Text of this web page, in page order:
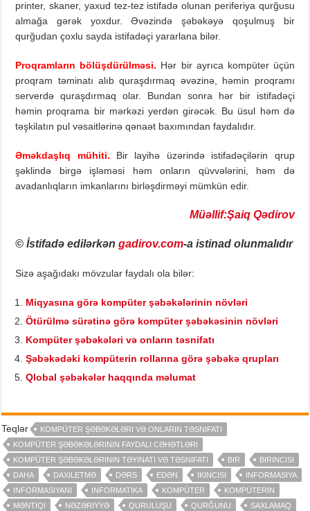
printer, skaner, yaxud tez-tez istifadə olunan periferiya qurğusu
almağa gərək yoxdur. Əvəzində şəbəkəyə qoşulmuş bir
qurğudan çoxlu sayda istifadəçi yararlana bilər.
Proqramların bölüşdürülməsi. Hər bir ayrıca kompüter üçün
proqram təminatı alıb quraşdırmaq əvəzinə, həmin proqramı
serverdə quraşdırmaq olar. Bundan sonra hər bir istifadəçi
həmin proqrama bir mərkəzi yerdən girəcək. Bu üsul həm də
təşkilatın pul vəsaitlərinə qənaət baxımından faydalıdır.
Əməkdaşlıq mühiti. Bir layihə üzərində istifadəçilərin qrup
şəklində birgə işləməsi həm onların qüvvələrini, həm də
avadanlıqların imkanlarını birləşdirməyi mümkün edir.
Müəllif:Şaiq Qədirov
© İstifadə edilərkəngadirov.com-a istinad olunmalıdır
Sizə aşağıdakı mövzular faydalı ola bilər:
Miqyasına görə kompüter şəbəkələrinin növləri
Ötürülmə sürətinə görə kompüter şəbəkəsinin növləri
Kompüter şəbəkələri və onların təsnifatı
Şəbəkədəki kompüterin rollarına görə şəbəkə qrupları
Qlobal şəbəkələr haqqında məlumat
Teqlər
KOMPÜTER ŞƏBƏKƏLƏRI VƏ ONLARIN TƏSNIFATI
KOMPÜTER ŞƏBƏKƏLƏRININ FAYDALI CƏHƏTLƏRI
KOMPÜTER ŞƏBƏKƏLƏRININ TƏYINATI VƏ TƏSNIFATI
BIR
BIRINCISI
DAHA
DAXILETMƏ DƏRS EDƏN IKINCISI
INFORMASIYA
INFORMASIYANI
INFORMATIKA KOMPÜTER
KOMPÜTERIN
MƏNTIQI
NƏZƏRIYYƏ QURULUŞU QURĞUNU SAXLAMAQ